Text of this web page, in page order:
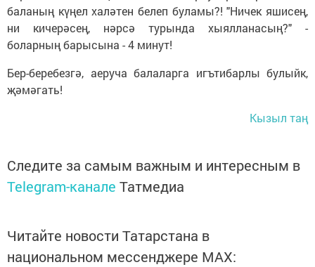
баланың күңел халәтен белеп буламы?! "Ничек яшисең,
ни кичерәсең, нәрсә турында хыялланасың?" -
боларның барысына - 4 минут!
Бер-беребезгә, аеруча балаларга игътибарлы булыйк,
җәмәгать!
Кызыл таң
Следите за самым важным и интересным в
Telegram-канале Татмедиа
Читайте новости Татарстана в
национальном мессенджере MАХ: